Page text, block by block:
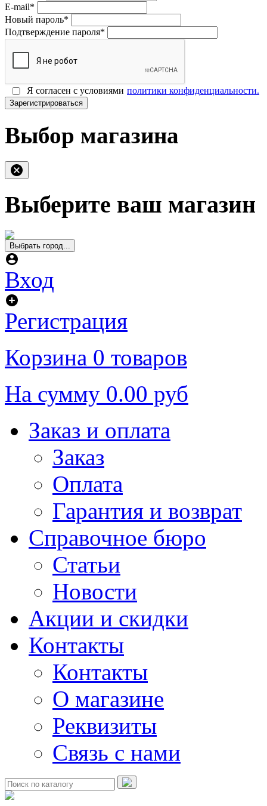
E-mail*
Новый пароль*
Подтверждение пароля*
Я согласен с условиями политики конфиденциальности.
Зарегистрироваться
Выбор магазина
Выберите ваш магазин
Выбрать город...
Вход
Регистрация
Корзина 0 товаров
На сумму 0.00 руб
Заказ и оплата
Заказ
Оплата
Гарантия и возврат
Справочное бюро
Статьи
Новости
Акции и скидки
Контакты
Контакты
О магазине
Реквизиты
Связь с нами